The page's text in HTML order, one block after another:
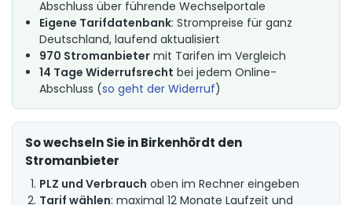
Abschluss über führende Wechselportale
Eigene Tarifdatenbank: Strompreise für ganz
Deutschland, laufend aktualisiert
970 Stromanbieter mit Tarifen im Vergleich
14 Tage Widerrufsrecht bei jedem Online-
Abschluss (so geht der Widerruf)
So wechseln Sie in Birkenhördt den
Stromanbieter
PLZ und Verbrauch oben im Rechner eingeben
Tarif wählen: maximal 12 Monate Laufzeit und